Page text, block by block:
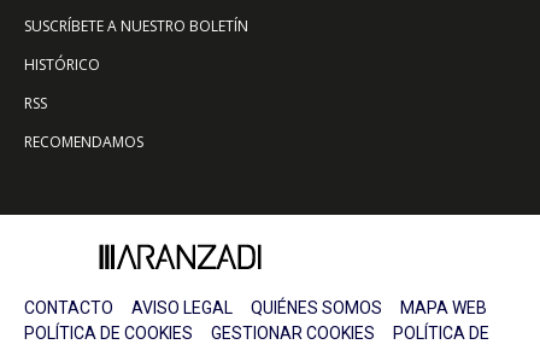
SUSCRÍBETE A NUESTRO BOLETÍN
HISTÓRICO
RSS
RECOMENDAMOS
CONTACTO AVISO LEGAL QUIÉNES SOMOS
MAPA WEB
POLÍTICA DE COOKIES
GESTIONAR COOKIES
POLÍTICA DE